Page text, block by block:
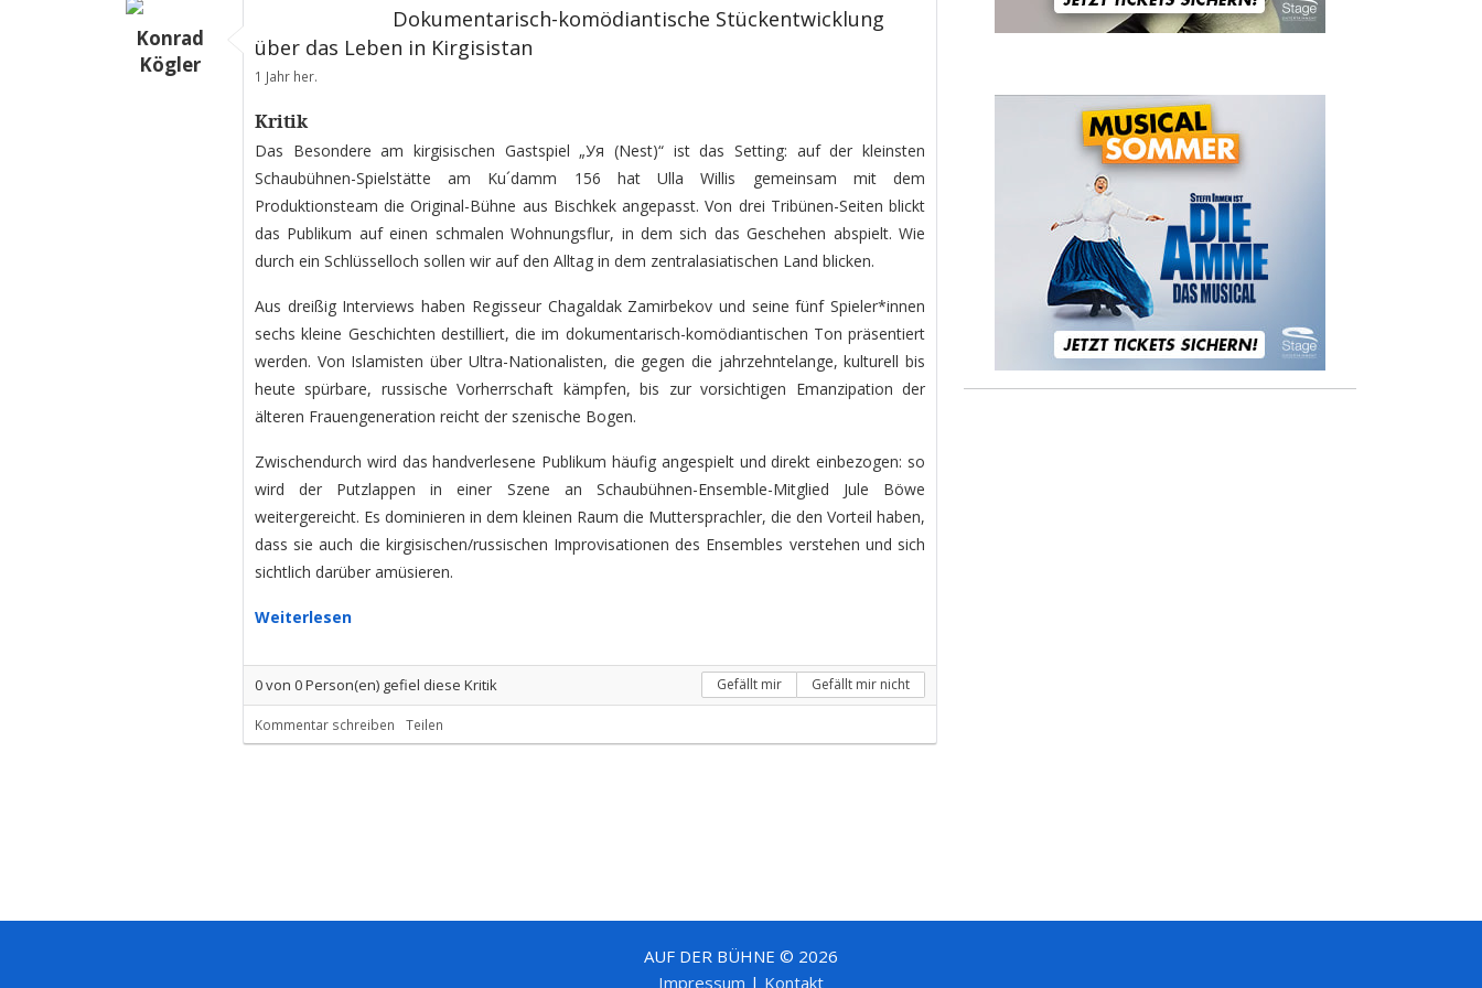
Konrad
Kögler
Dokumentarisch-komödiantische Stückentwicklung
über das Leben in Kirgisistan
1 Jahr her.
Kritik
Das Besondere am kirgisischen Gastspiel „Уя (Nest)“ ist das Setting: auf der kleinsten
Schaubühnen-Spielstätte am Ku´damm 156 hat Ulla Willis gemeinsam mit dem
Produktionsteam die Original-Bühne aus Bischkek angepasst. Von drei Tribünen-Seiten blickt
das Publikum auf einen schmalen Wohnungsflur, in dem sich das Geschehen abspielt. Wie
durch ein Schlüsselloch sollen wir auf den Alltag in dem zentralasiatischen Land blicken.
Aus dreißig Interviews haben Regisseur Chagaldak Zamirbekov und seine fünf Spieler*innen
sechs kleine Geschichten destilliert, die im dokumentarisch-komödiantischen Ton präsentiert
werden. Von Islamisten über Ultra-Nationalisten, die gegen die jahrzehntelange, kulturell bis
heute spürbare, russische Vorherrschaft kämpfen, bis zur vorsichtigen Emanzipation der
älteren Frauengeneration reicht der szenische Bogen.
Zwischendurch wird das handverlesene Publikum häufig angespielt und direkt einbezogen: so
wird der Putzlappen in einer Szene an Schaubühnen-Ensemble-Mitglied Jule Böwe
weitergereicht. Es dominieren in dem kleinen Raum die Muttersprachler, die den Vorteil haben,
dass sie auch die kirgisischen/russischen Improvisationen des Ensembles verstehen und sich
sichtlich darüber amüsieren.
Weiterlesen
0von 0Person(en) gefiel diese Kritik Gefällt mir Gefällt mir nicht
Kommentar schreiben Teilen
AUF DER BÜHNE © 2026
Impressum | Kontakt